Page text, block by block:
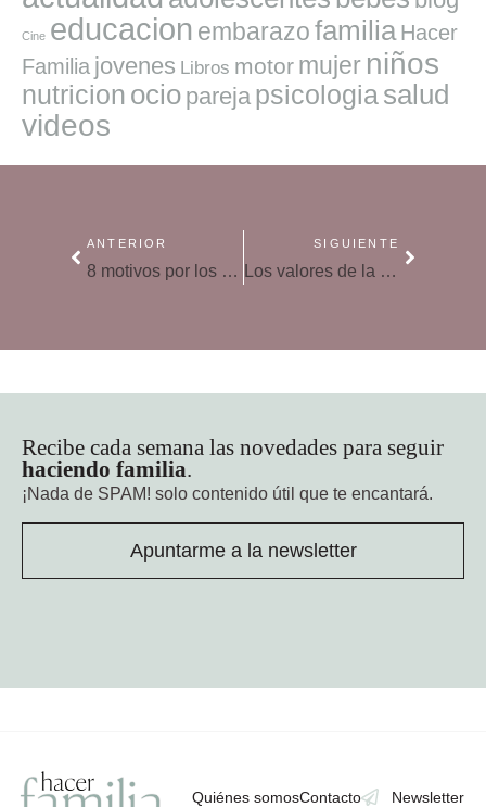
Cine educacion embarazofamilia Hacer
Familia jovenes Libros motor mujer niños
nutricion ocio pareja psicologiasalud
videos
ANTERIOR
8 motivos por los que tus hijos no aprenden inglés
SIGUIENTE
Los valores de la Navidad para los niños
Recibe cada semana las novedades para seguir
haciendo familia.
¡Nada de SPAM! solo contenido útil que te encantará.
Apuntarme a la newsletter
Quiénes somosContacto Newsletter